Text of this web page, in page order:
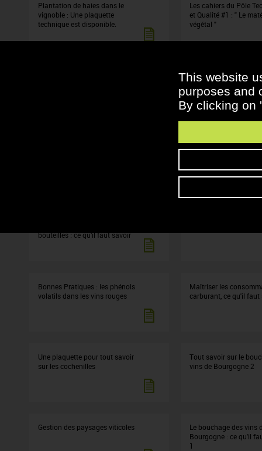
Plantation de haies dans le
vignoble : Une plaquette
technique est disponible.
Les cahiers du Pôle
et Qualité #1 : " Le
végétal "
Le matériel végétal à
Le vieillissement
bouteilles : ce qu’il faut savoir
Bonnes Pratiques : les phénols
volatils dans les vins rouges
Maîtriser les
carburant, ce qu'il faut
Une plaquette pour tout savoir
sur les cochenilles
Tout savoir sur le
vins de Bourgogne 2
Gestion des paysages viticoles
Le bouchage des vins
Bourgogne : ce qu'il
1
This website
purposes and
By clicking on